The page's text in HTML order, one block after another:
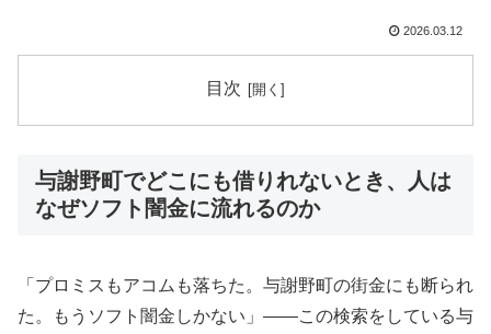
2026.03.12
目次
与謝野町でどこにも借りれないとき、人は
なぜソフト闇金に流れるのか
「プロミスもアコムも落ちた。与謝野町の街金にも断られ
た。もうソフト闇金しかない」——この検索をしている与